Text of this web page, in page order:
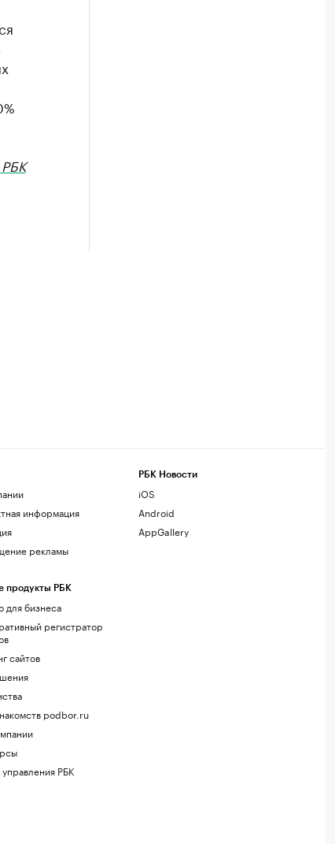
информация
рекламы
продукты РБК
для бизнеса
регистратор
сайтов
podbor.ru
РБК
РБК Новости
iOS
Android
AppGallery